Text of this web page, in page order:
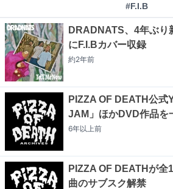
#F.I.B
DRADNATS、4年ぶり
にF.I.Bカバー収録
約2年前
PIZZA OF DEATH公
JAM」ほかDVD作品を
6年以上前
PIZZA OF DEATHが全
曲のサブスク解禁